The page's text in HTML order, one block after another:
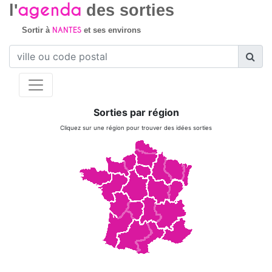
l'agenda des sorties
Sortir à NANTESet ses environs
Sorties par région
Cliquez sur une région pour trouver des idées sorties